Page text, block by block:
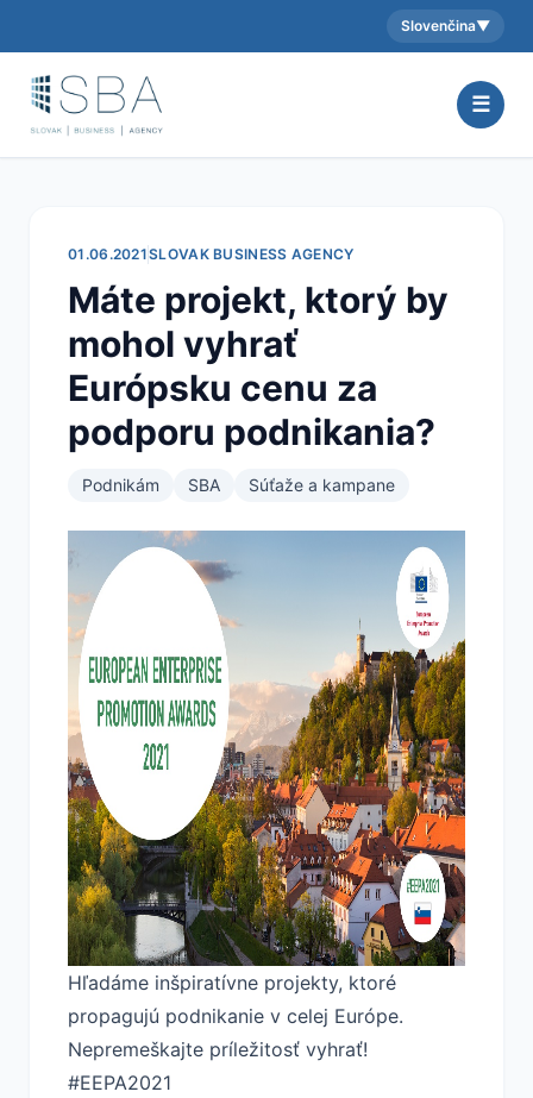
Aktuálny jazyk:
Slovenčina▼
☰
01.06.2021SLOVAK BUSINESS AGENCY
Máte projekt, ktorý by
mohol vyhrať
Európsku cenu za
podporu podnikania?
Podnikám SBA Súťaže a kampane
Hľadáme inšpiratívne projekty, ktoré
propagujú podnikanie v celej Európe.
Nepremeškajte príležitosť vyhrať!
#EEPA2021